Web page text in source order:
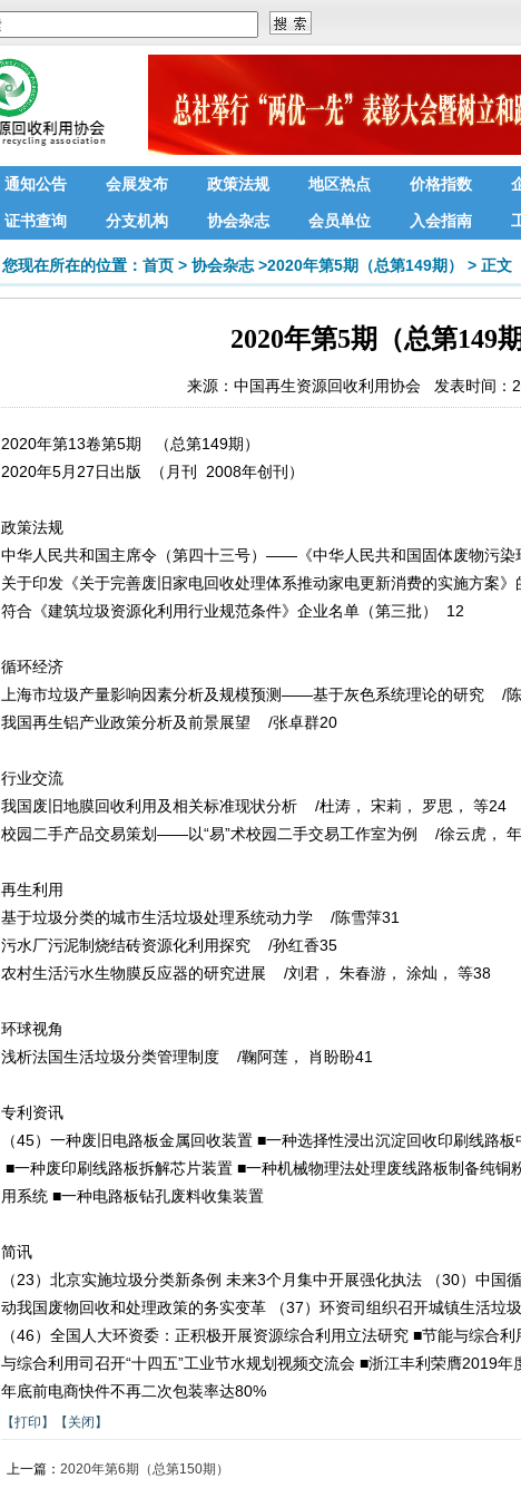
通知公告 会展发布 政策法规 地区热点 价格指数
证书查询 分支机构 协会杂志 会员单位 入会指南
您现在所在的位置： 首页 > 协会杂志 >2020年第5期（总第149期） > 正文
2020年第5期（总第149期
来源： 中国再生资源回收利用协会 发表时间：
2020年第13卷第5期 （总第149期）
2020年5月27日出版 （月刊 2008年创刊）
政策法规
中华人民共和国主席令（第四十三号）——《中华人民共和国固体废物污染
关于印发《关于完善废旧家电回收处理体系推动家电更新消费的实施方案
符合《建筑垃圾资源化利用行业规范条件》企业名单（第三批） 12
循环经济
上海市垃圾产量影响因素分析及规模预测——基于灰色系统理论的研究 /
我国再生铝产业政策分析及前景展望 /张卓群20
行业交流
我国废旧地膜回收利用及相关标准现状分析 /杜涛， 宋莉， 罗思， 等24
校园二手产品交易策划——以“易”术校园二手交易工作室为例 /徐云虎，
再生利用
基于垃圾分类的城市生活垃圾处理系统动力学 /陈雪萍31
污水厂污泥制烧结砖资源化利用探究 /孙红香35
农村生活污水生物膜反应器的研究进展 /刘君， 朱春游， 涂灿， 等38
环球视角
浅析法国生活垃圾分类管理制度 /鞠阿莲， 肖盼盼41
专利资讯
（45）一种废旧电路板金属回收装置 ■一种选择性浸出沉淀回收印刷线路板
■一种废印刷线路板拆解芯片装置 ■一种机械物理法处理废线路板制备纯铜
用系统 ■一种电路板钻孔废料收集装置
简讯
（23）北京实施垃圾分类新条例 未来3个月集中开展强化执法 （30）中国
动我国废物回收和处理政策的务实变革 （37）环资司组织召开城镇生活垃
（46）全国人大环资委：正积极开展资源综合利用立法研究 ■节能与综合
与综合利用司召开“十四五”工业节水规划视频交流会 ■浙江丰利荣膺2019年
年底前电商快件不再二次包装率达80%
【打印】 【关闭】
上一篇： 2020年第6期（总第150期）